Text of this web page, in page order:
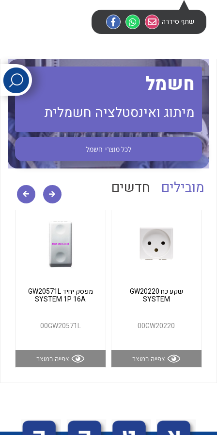
לכל מוצרי היצרן
לכל מוצרי היצרן לכל מוצרי היצרן
שתף סידרה
חשמל
מיתוג ואינסטלציה חשמלית
לכל מוצרי חשמל
מובילים חדשים
שקע כח GW20220
SYSTEM
00GW20220
צפייה במוצר
מפסק יחיד GW20571L
SYSTEM 1P 16A
00GW20571L
צפייה במוצר